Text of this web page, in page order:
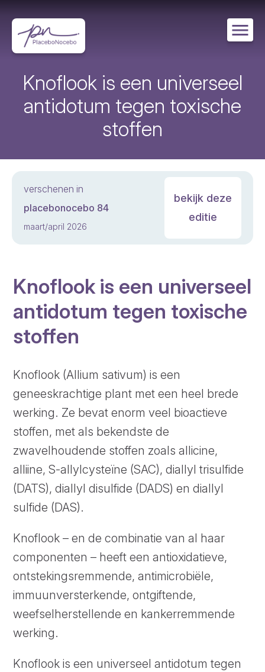
en
naar
de
gaanKnoflook is een universeel
antidotum tegen toxische
stoffen
verschenen in
placebonocebo 84
maart/april 2026
bekijk deze
editie
Knoflook is een universeel
antidotum tegen toxische
stoffen
Knoflook (Allium sativum) is een
geneeskrachtige plant met een heel brede
werking. Ze bevat enorm veel bioactieve
stoffen, met als bekendste de
zwavelhoudende stoffen zoals allicine,
alliine, S-allylcysteïne (SAC), diallyl trisulfide
(DATS), diallyl disulfide (DADS) en diallyl
sulfide (DAS).
Knoflook – en de combinatie van al haar
componenten – heeft een antioxidatieve,
ontstekingsremmende, antimicrobiële,
immuunversterkende, ontgiftende,
weefselherstellende en kankerremmende
werking.
Knoflook is een universeel antidotum tegen